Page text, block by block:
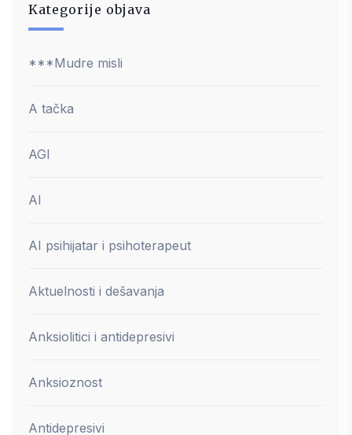
Kategorije objava
***Mudre misli
A tačka
AGI
AI
AI psihijatar i psihoterapeut
Aktuelnosti i dešavanja
Anksiolitici i antidepresivi
Anksioznost
Antidepresivi